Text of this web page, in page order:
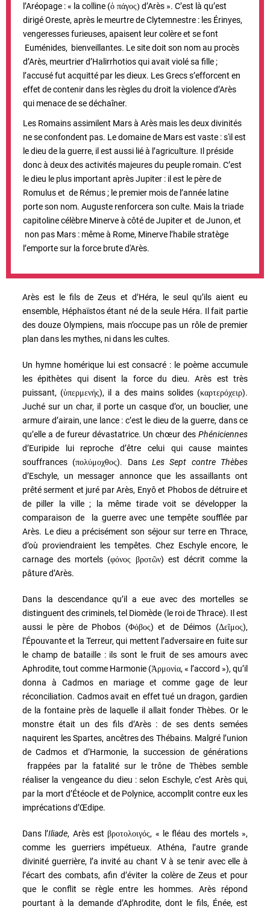
l’Aréopage : « la colline (ὁ πάγος) d’Arès ». C’est là qu’est
dirigé Oreste, après le meurtre de Clytemnestre : les Érinyes,
vengeresses furieuses, apaisent leur colère et se font
Euménides, bienveillantes. Le site doit son nom au procès
d’Arès, meurtrier d’Halirrhotios qui avait violé sa fille ;
l’accusé fut acquitté par les dieux. Les Grecs s’efforcent en
effet de contenir dans les règles du droit la violence d’Arès
qui menace de se déchaîner.
Les Romains assimilent Mars à Arès mais les deux divinités
ne se confondent pas. Le domaine de Mars est vaste : s'il est
le dieu de la guerre, il est aussi lié à l’agriculture. Il préside
donc à deux des activités majeures du peuple romain. C’est
le dieu le plus important après Jupiter : il est le père de
Romulus et de Rémus ; le premier mois de l’année latine
porte son nom. Auguste renforcera son culte. Mais la triade
capitoline célèbre Minerve à côté de Jupiter et de Junon, et
non pas Mars : même à Rome, Minerve l’habile stratège
l’emporte sur la force brute d'Arès.
Arès est le fils de Zeus et d’Héra, le seul qu’ils aient eu
ensemble, Héphaïstos étant né de la seule Héra. Il fait partie
des douze Olympiens, mais n’occupe pas un rôle de premier
plan dans les mythes, ni dans les cultes.
Un hymne homérique lui est consacré : le poème accumule
les épithètes qui disent la force du dieu. Arès est très
puissant, (ὑπερμενής), il a des mains solides (καρτερόχειρ).
Juché sur un char, il porte un casque d’or, un bouclier, une
armure d’airain, une lance : c’est le dieu de la guerre, dans ce
qu’elle a de fureur dévastatrice. Un chœur des Phéniciennes
d’Euripide lui reproche d’être celui qui cause maintes
souffrances (πολύμοχθος). DansLes Sept contre Thèbes
d’Eschyle, un messager annonce que les assaillants ont
prêté serment et juré par Arès, Enyô et Phobos de détruire et
de piller la ville ; la même tirade voit se développer la
comparaison de la guerre avec une tempête soufflée par
Arès. Le dieu a précisément son séjour sur terre en Thrace,
d’où proviendraient les tempêtes. Chez Eschyle encore, le
carnage des mortels (φόνος βροτῶν) est décrit comme la
pâture d’Arès.
Dans la descendance qu’il a eue avec des mortelles se
distinguent des criminels, tel Diomède (le roi de Thrace). Il est
aussi le père de Phobos (Φόβος) et de Déimos (Δεῖμος),
l’Épouvante et la Terreur, qui mettent l’adversaire en fuite sur
le champ de bataille : ils sont le fruit de ses amours avec
Aphrodite, tout comme Harmonie (Ἁρμονία, « l’accord »), qu’il
donna à Cadmos en mariage et comme gage de leur
réconciliation. Cadmos avait en effet tué un dragon, gardien
de la fontaine près de laquelle il allait fonder Thèbes. Or le
monstre était un des fils d’Arès : de ses dents semées
naquirent les Spartes, ancêtres des Thébains. Malgré l’union
de Cadmos et d’Harmonie, la succession de générations
frappées par la fatalité sur le trône de Thèbes semble
réaliser la vengeance du dieu : selon Eschyle, c’est Arès qui,
par la mort d’Étéocle et de Polynice, accomplit contre eux les
imprécations d’Œdipe.
Dans l’Iliade, Arès estβροτολοιγός, « le fléau des mortels »,
comme les guerriers impétueux. Athéna, l’autre grande
divinité guerrière, l’a invité au chant V à se tenir avec elle à
l’écart des combats, afin d’éviter la colère de Zeus et pour
que le conflit se règle entre les hommes. Arès répond
pourtant à la demande d’Aphrodite, dont le fils, Énée, est